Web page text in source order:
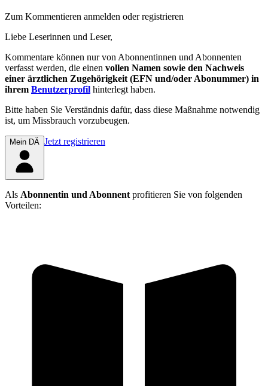
Zum Kommentieren anmelden oder registrieren
Liebe Leserinnen und Leser,
Kommentare können nur von Abonnentinnen und Abonnenten
verfasst werden, die einen vollen Namen sowie den Nachweis
einer ärztlichen Zugehörigkeit (EFN und/oder Abonummer) in
ihrem Benutzerprofil hinterlegt haben.
Bitte haben Sie Verständnis dafür, dass diese Maßnahme notwendig
ist, um Missbrauch vorzubeugen.
Mein DÄ Jetzt registrieren
Als Abonnentin und Abonnentprofitieren Sie von folgenden
Vorteilen: